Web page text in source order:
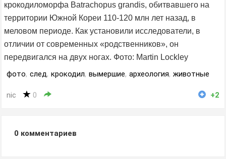
крокодиломорфа Batrachopus grandis, обитвавшего на
территории Южной Кореи 110-120 млн лет назад, в
меловом периоде. Как установили исследователи, в
отличии от современных «родственников», он
передвигался на двух ногах. Фото: Martin Lockley
фото, след, крокодил, вымершие, археология, животные
nic 0 +2
0 комментариев